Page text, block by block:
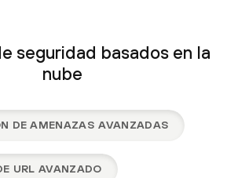
seguridad basados en la
nube
DE AMENAZAS AVANZADAS
URL AVANZADO